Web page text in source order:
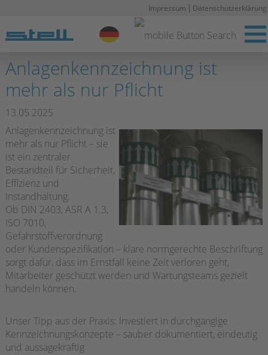
Stell DE
Impressum Datenschutzerklärung
Anlagenkennzeichnung ist
mehr als nur Pflicht
13.05.2025
Anlagenkennzeichnung ist
mehr als nur Pflicht – sie
ist ein zentraler
Bestandteil für Sicherheit,
Effizienz und
Instandhaltung.
Ob DIN 2403, ASR A 1.3,
ISO 7010,
Gefahrstoffverordnung
oder Kundenspezifikation – klare normgerechte Beschriftung
sorgt dafür, dass im Ernstfall keine Zeit verloren geht,
Mitarbeiter geschützt werden und Wartungsteams gezielt
handeln können.
Unser Tipp aus der Praxis: Investiert in durchgängige
Kennzeichnungskonzepte – sauber dokumentiert, eindeutig
und aussagekräftig